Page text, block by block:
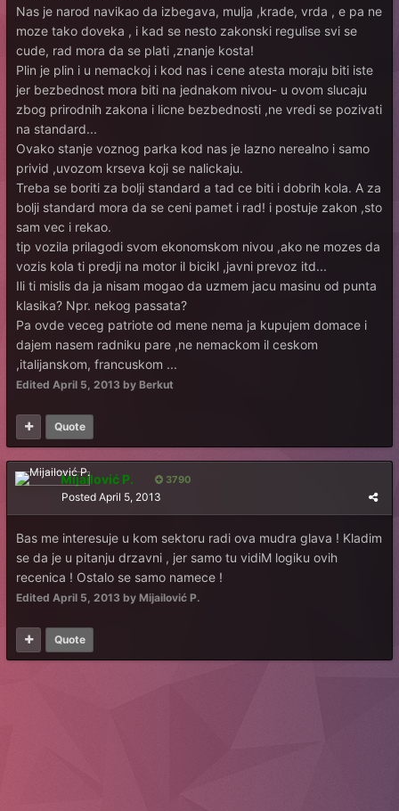
Nas je narod navikao da izbegava, mulja ,krade, vrda , e pa ne
moze tako doveka , i kad se nesto zakonski regulise svi se
cude, rad mora da se plati ,znanje kosta!
Plin je plin i u nemackoj i kod nas i cene atesta moraju biti iste
jer bezbednost mora biti na jednakom nivou- u ovom slucaju
zbog prirodnih zakona i licne bezbednosti ,ne vredi se pozivati
na standard...
Ovako stanje voznog parka kod nas je lazno nerealno i samo
privid ,uvozom krseva koji se nalickaju.
Treba se boriti za bolji standard a tad ce biti i dobrih kola. A za
bolji standard mora da se ceni pamet i rad! i postuje zakon ,sto
sam vec i rekao.
tip vozila prilagodi svom ekonomskom nivou ,ako ne mozes da
vozis kola ti predji na motor il bicikl ,javni prevoz itd...
Ili ti mislis da ja nisam mogao da uzmem jacu masinu od punta
klasika? Npr. nekog passata?
Pa ovde veceg patriote od mene nema ja kupujem domace i
dajem nasem radniku pare ,ne nemackom il ceskom
,italijanskom, francuskom ...
Edited April 5, 2013 by Berkut
Quote
Mijailović P. 3790
Posted April 5, 2013
Bas me interesuje u kom sektoru radi ova mudra glava ! Kladim
se da je u pitanju drzavni , jer samo tu vidiM logiku ovih
recenica ! Ostalo se samo namece !
Edited April 5, 2013 by Mijailović P.
Quote